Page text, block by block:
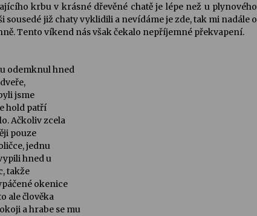
Vysočinka
17. 7. 2026
krbu v krásné dřevěné chatě je lépe než u plynového
sousedé již chaty vyklidili a nevídáme je zde, tak mi nadále o
Tento víkend nás však čekalo nepříjemné překvapení.
odemknul hned
jsme
hold patří
Ačkoliv zcela
pouze
jednu
hned u
takže
okenice
ale člověka
a hrabe se mu